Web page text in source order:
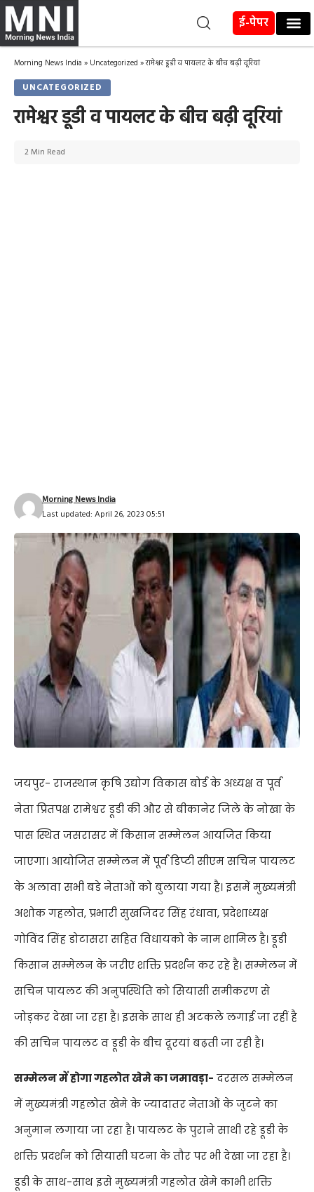
ई-पेपर
Morning News India » Uncategorized »रामेश्वर डूडी व पायलट के बीच बढ़ी दूरियां
UNCATEGORIZED
रामेश्वर डूडी व पायलट के बीच बढ़ी दूरियां
Last updated: April 26, 2023 05:51
Morning News India
2 Min Read
जयपुर- राजस्थान कृषि उद्योग विकास बोर्ड के अध्यक्ष व पूर्व
नेता प्रितपक्ष रामेश्वर डूडी की और से बीकानेर जिले के नोखा के
पास स्थित जसरासर में किसान सम्मेलन आयजित किया
जाएगा। आयोजित सम्मेलन में पूर्व डिप्टी सीएम सचिन पायलट
के अलावा सभी बडे नेताओं को बुलाया गया है। इसमें मुख्यमंत्री
अशोक गहलोत, प्रभारी सुखजिदर सिंह रंधावा, प्रदेशाध्यक्ष
गोविंद सिंह डोटासरा सहित विधायको के नाम शामिल है। डूडी
किसान सम्मेलन के जरीए शक्ति प्रदर्शन कर रहे है। सम्मेलन में
सचिन पायलट की अनुपस्थिति को सियासी समीकरण से
जोड़कर देखा जा रहा है। इसके साथ ही अटकले लगाई जा रहीं है
की सचिन पायलट व डूडी के बीच दूरयां बढ़ती जा रही है।
सम्मेलन में होगा गहलोत खेमे का जमावड़ा- दरसल सम्मेलन
में मुख्यमंत्री गहलोत खेमे के ज्यादातर नेताओं के जुटने का
अनुमान लगाया जा रहा है। पायलट के पुराने साथी रहे डूडी के
शक्ति प्रदर्शन को सियासी घटना के तौर पर भी देखा जा रहा है।
डूडी के साथ-साथ इसे मुख्यमंत्री गहलोत खेमे काभी शक्ति